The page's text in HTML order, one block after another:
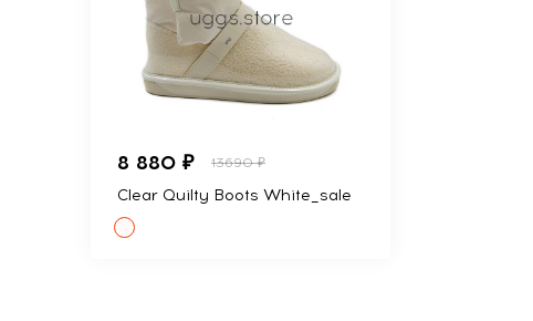
8 880 ₽ 13690 ₽
Clear Quilty Boots White_sale